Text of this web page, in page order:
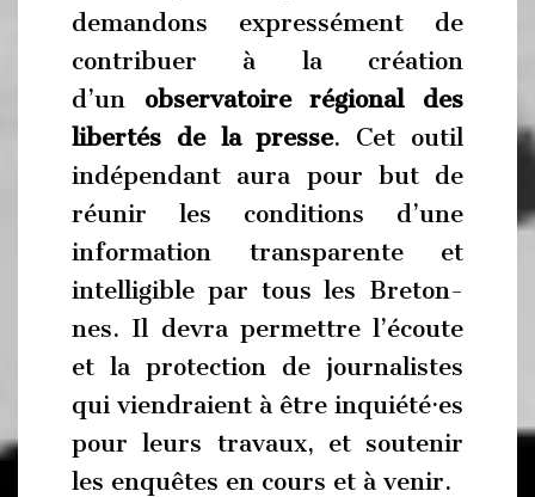
demandons expressément de
contribuer à la création
d’un observatoire régional des
libertés de la presse. Cet outil
indépendant aura pour but de
réunir les conditions d’une
information transparente et
intelligible par tous les Breton-
nes. Il devra permettre l’écoute
et la protection de journalistes
qui viendraient à être inquiété·es
pour leurs travaux, et soutenir
les enquêtes en cours et à venir.